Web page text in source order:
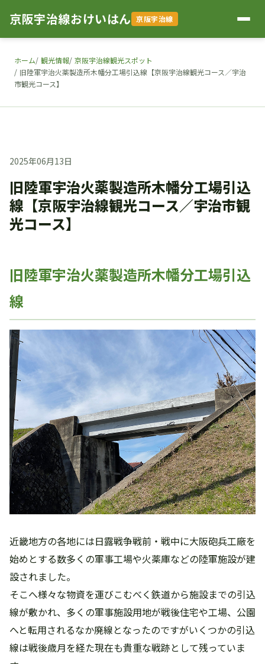
京阪宇治線おけいはん 京阪宇治線
ホーム 観光情報 京阪宇治線観光スポット
旧陸軍宇治火薬製造所木幡分工場引込線【京阪宇治線観光コース／宇治
市観光コース】
2025年06月13日
旧陸軍宇治火薬製造所木幡分工場引込
線【京阪宇治線観光コース／宇治市観
光コース】
旧陸軍宇治火薬製造所木幡分工場引込
線
近畿地方の各地には日露戦争戦前・戦中に大阪砲兵工廠を
始めとする数多くの軍事工場や火薬庫などの陸軍施設が建
設されました。
そこへ様々な物資を運びこむべく鉄道から施設までの引込
線が敷かれ、多くの軍事施設用地が戦後住宅や工場、公園
へと転用されるなか廃線となったのですがいくつかの引込
線は戦後歳月を経た現在も貴重な戦跡として残っていま